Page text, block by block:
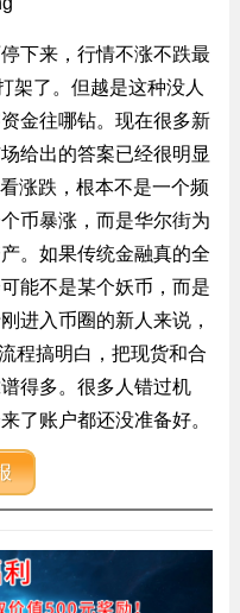
下来，行情不涨不跌最
架了。但越是这种没人
金往哪钻。现在很多新
给出的答案已经很明显
涨跌，根本不是一个频
币暴涨，而是华尔街为
。如果传统金融真的全
能不是某个妖币，而是
进入币圈的新人来说，
程搞明白，把现货和合
得多。很多人错过机
了账户都还没准备好。